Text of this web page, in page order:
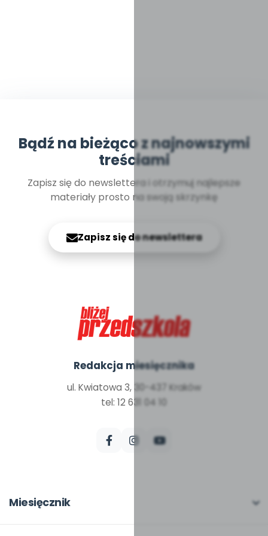
Bądź na bieżąco z najnowszymi
treściami
Zapisz się do newslettera i otrzymuj najlepsze
materiały prosto na swoją skrzynkę
Zapisz się do newslettera
Redakcja miesięcznika
ul. Kwiatowa 3, 30-437 Kraków
tel: 12 631 04 10
Miesięcznik